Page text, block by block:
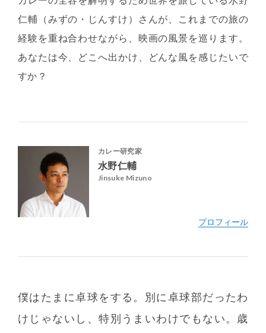
仁輔（みずの・じんすけ）さんが、これまでの旅の
経験を重ね合わせながら、映画の風景を巡ります。
あなたは今、どこへ出かけ、どんな風を感じたいで
すか？
カレー研究家
水野仁輔
Jinsuke Mizuno
僕はたまに卓球をする。別に卓球部だったわ
けじゃないし、特別うまいわけでもない。歳